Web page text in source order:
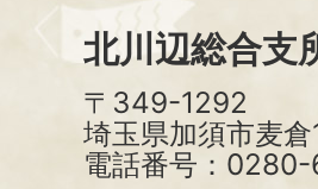
北川辺総合支
〒349-1292
埼玉県加須市麦倉
電話番号：0280-